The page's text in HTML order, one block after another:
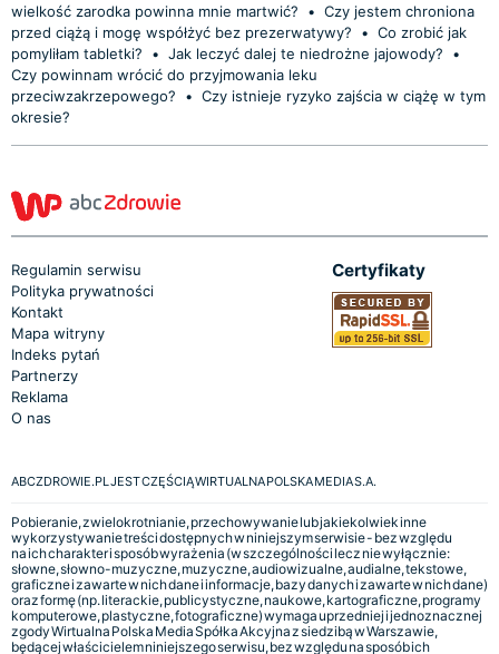
wielkość zarodka powinna mnie martwić?
• Czy jestem chroniona
przed ciążą i mogę współżyć bez prezerwatywy?
• Co zrobić jak
pomyliłam tabletki?
• Jak leczyć dalej te niedrożne jajowody?
•
Czy powinnam wrócić do przyjmowania leku
przeciwzakrzepowego?
• Czy istnieje ryzyko zajścia w ciążę w tym
okresie?
Regulamin serwisu
Polityka prywatności
Kontakt
Mapa witryny
Indeks pytań
Partnerzy
Reklama
O nas
Certyfikaty
ABCZDROWIE.PL JEST CZĘŚCIĄ WIRTUALNA POLSKA MEDIA S.A.
Pobieranie, zwielokrotnianie, przechowywanie lub jakiekolwiek inne
wykorzystywanie treści dostępnych w niniejszym serwisie - bez względu
na ich charakter i sposób wyrażenia (w szczególności lecz nie wyłącznie:
słowne, słowno-muzyczne, muzyczne, audiowizualne, audialne, tekstowe,
graficzne i zawarte w nich dane i informacje, bazy danych i zawarte w nich dane)
oraz formę (np. literackie, publicystyczne, naukowe, kartograficzne, programy
komputerowe, plastyczne, fotograficzne) wymaga uprzedniej i jednoznacznej
zgody Wirtualna Polska Media Spółka Akcyjna z siedzibą w Warszawie,
będącej właścicielem niniejszego serwisu, bez względu na sposób ich